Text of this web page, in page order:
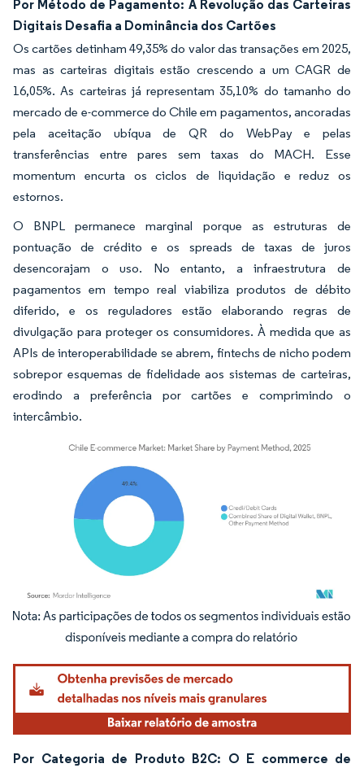
Por Método de Pagamento: A Revolução das Carteiras
Digitais Desafia a Dominância dos Cartões
Os cartões detinham 49,35% do valor das transações em 2025,
mas as carteiras digitais estão crescendo a um CAGR de
16,05%. As carteiras já representam 35,10% do tamanho do
mercado de e-commerce do Chile em pagamentos, ancoradas
pela aceitação ubíqua de QR do WebPay e pelas
transferências entre pares sem taxas do MACH. Esse
momentum encurta os ciclos de liquidação e reduz os
estornos.
O BNPL permanece marginal porque as estruturas de
pontuação de crédito e os spreads de taxas de juros
desencorajam o uso. No entanto, a infraestrutura de
pagamentos em tempo real viabiliza produtos de débito
diferido, e os reguladores estão elaborando regras de
divulgação para proteger os consumidores. À medida que as
APIs de interoperabilidade se abrem, fintechs de nicho podem
sobrepor esquemas de fidelidade aos sistemas de carteiras,
erodindo a preferência por cartões e comprimindo o
intercâmbio.
Imagem © Mordor Intelligence. O reuso requer atribuição conforme CC BY 4.0.
Por Categoria de Produto B2C: O E commerce de